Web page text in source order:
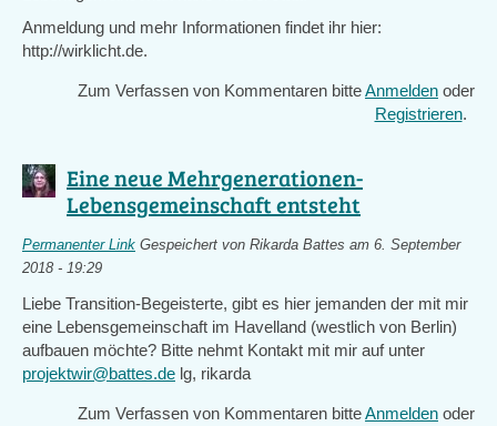
Anmeldung und mehr Informationen findet ihr hier:
http://wirklicht.de.
Zum Verfassen von Kommentaren bitteAnmelden oder
Registrieren.
Eine neue Mehrgenerationen-
Lebensgemeinschaft entsteht
Permanenter Link Gespeichert von Rikarda Battes am 6. September
2018 - 19:29
Liebe Transition-Begeisterte, gibt es hier jemanden der mit mir
eine Lebensgemeinschaft im Havelland (westlich von Berlin)
aufbauen möchte? Bitte nehmt Kontakt mit mir auf unter
projektwir@battes.de lg, rikarda
Zum Verfassen von Kommentaren bitteAnmelden oder